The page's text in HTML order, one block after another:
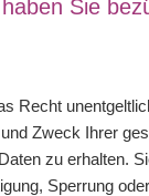
Sie
Recht
Zweck Ihrer
zu erhalten.
Sperrung